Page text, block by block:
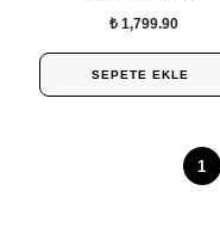
₺ 1,799.90
SEPETE EKLE
1